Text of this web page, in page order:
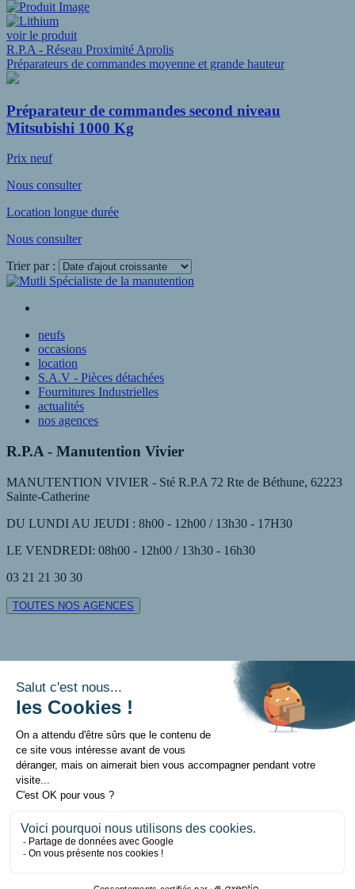
voir le produit
R.P.A - Réseau Proximité Aprolis
Préparateurs de commandes moyenne et grande hauteur
Préparateur de commandes second niveau
Mitsubishi 1000 Kg
Prix neuf
Nous consulter
Location longue durée
Nous consulter
Trier par :
neufs
occasions
location
S.A.V - Pièces détachées
Fournitures Industrielles
actualités
nos agences
R.P.A - Manutention Vivier
MANUTENTION VIVIER - Sté R.P.A 72 Rte de Béthune, 62223
Sainte-Catherine
DU LUNDI AU JEUDI : 8h00 - 12h00 / 13h30 - 17H30
LE VENDREDI: 08h00 - 12h00 / 13h30 - 16h30
03 21 21 30 30
TOUTES NOS AGENCES
Contact
Mentions légales